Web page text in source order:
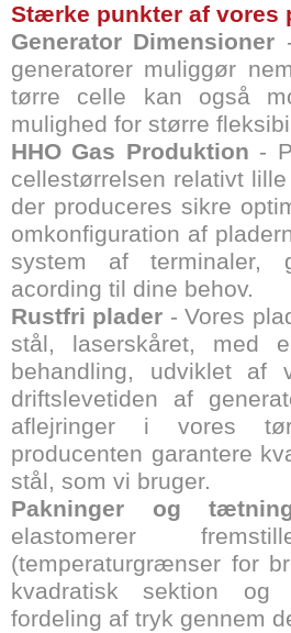
Stærke punkter af vores
Generator Dimensioner
generatorer muliggør
tørre celle kan også
mulighed for større
HHO Gas Produktion -
cellestørrelsen relativt
der produceres sikre
omkonfiguration af
system af terminaler,
acording til dine behov.
Rustfri plader - Vores
stål, laserskåret, med
behandling, udviklet
driftslevetiden af
aflejringer i vores
producenten garantere
stål, som vi bruger.
Pakninger og
elastomerer
(temperaturgrænser for
kvadratisk sektion og
fordeling af tryk gennem